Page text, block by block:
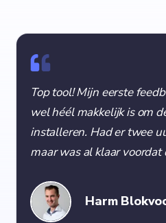
Top tool! Mijn eerste
wel héél makkelijk is om
installeren. Had er twee
maar was al klaar voordat
Harm